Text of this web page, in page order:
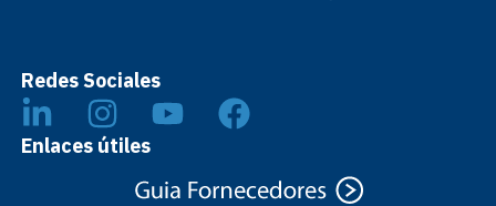
Redes Sociales
Enlaces útiles